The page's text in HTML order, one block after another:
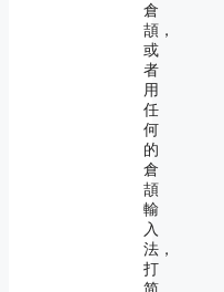
倉
頡，
或
者
用
任
何
的
倉
頡
輸
入
法，
打